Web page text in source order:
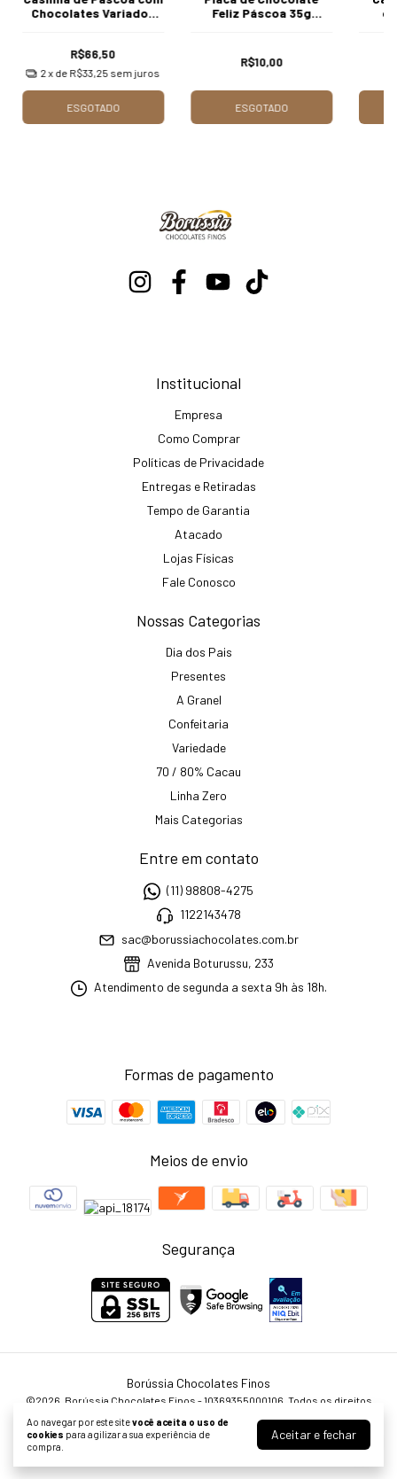
Ao navegar por este sitevocê aceita o uso de
cookies para agilizar a sua experiência de
compra.
Aceitar e fechar
Chocolates Variados
R$66,50
2x de R$33,25 sem juros
ESGOTADO
Feliz Páscoa 35g
R$10,00
ESGOTADO
Institucional
Empresa
Como Comprar
Políticas de Privacidade
Entregas e Retiradas
Tempo de Garantia
Atacado
Lojas Físicas
Fale Conosco
Nossas Categorias
Dia dos Pais
Presentes
A Granel
Confeitaria
Variedade
70 / 80% Cacau
Linha Zero
Mais Categorias
Entre em contato
(11) 98808-4275
1122143478
sac@borussiachocolates.com.br
Avenida Boturussu, 233
Atendimento de segunda a sexta 9h às 18h.
Formas de pagamento
Meios de envio
Segurança
Borússia Chocolates Finos
©2026. Borússia Chocolates Finos - 10369355000106. Todos os direitos